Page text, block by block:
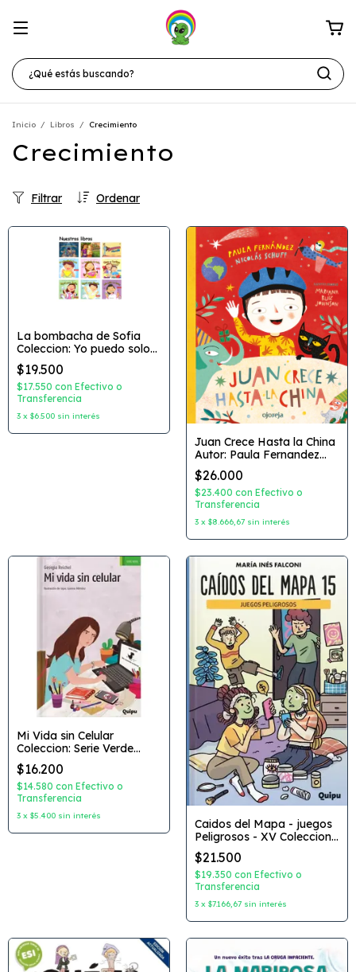
Inicio / Libros / Crecimiento
Crecimiento
Ordenar
Filtrar
La bombacha de Sofia
Coleccion: Yo puedo solo
serie roja Autor: Selene
Califano Dibujante:
Federico Porfiri Editorial:
Abrecascarones
$19.500
$17.550 con Efectivo o
Transferencia
3 x $6.500 sin interés
Juan Crece Hasta la China
Autor: Paula Fernandez
Nicolas Schuff Dibujante:
Mariana Ruiz Johnson
Editorial: Ojoreja
$26.000
$23.400 con Efectivo o
Transferencia
3 x $8.666,67 sin interés
Mi Vida sin Celular
Coleccion: Serie Verde
Autor: Georgia Reichel
Dibujante: Lorena Mendez
Editorial: Quipu
$16.200
$14.580 con Efectivo o
Transferencia
3 x $5.400 sin interés
Caidos del Mapa - juegos
Peligrosos - XV Coleccion:
Caidos del Mapa Autor:
Maria Ines Falconi
Dibujante: Marcela
Leguizamon Editorial:
Quipi
$21.500
$19.350 con Efectivo o
Transferencia
3 x $7.166,67 sin interés